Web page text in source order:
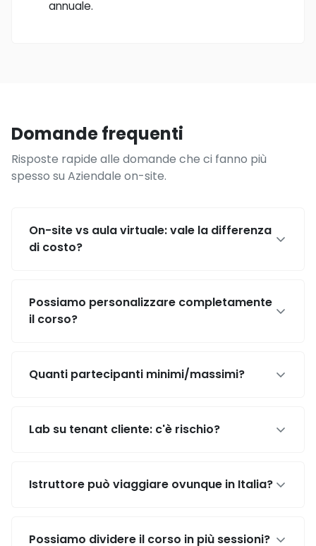
annuale.
Domande frequenti
Risposte rapide alle domande che ci fanno più
spesso su Aziendale on-site.
On-site vs aula virtuale: vale la differenza
di costo?
Possiamo personalizzare completamente
il corso?
Quanti partecipanti minimi/massimi?
Lab su tenant cliente: c'è rischio?
Istruttore può viaggiare ovunque in Italia?
Possiamo dividere il corso in più sessioni?